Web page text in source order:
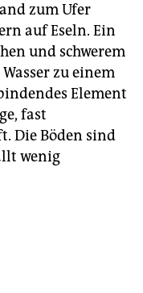
zum Ufer
auf Eseln. Ein
und schwerem
zu einem
Element
fast
Die Böden sind
wenig